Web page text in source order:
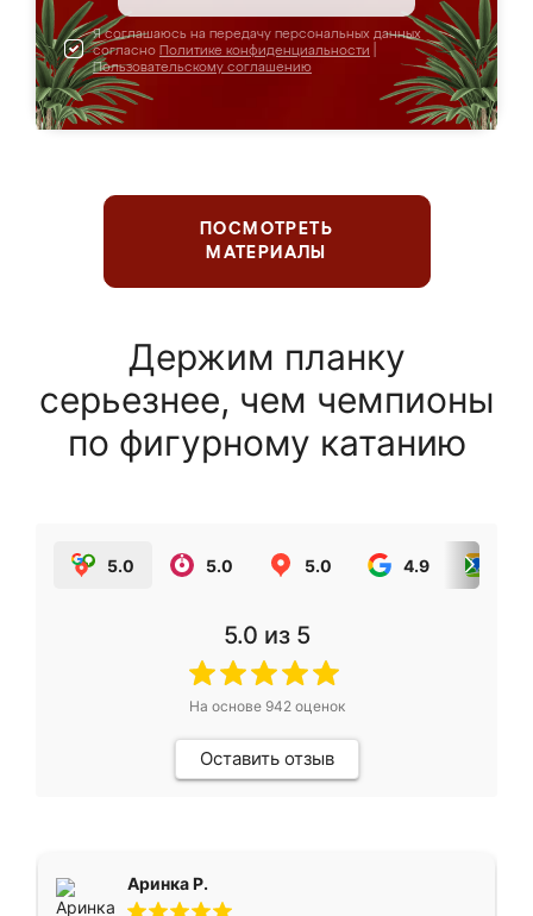
Я соглашаюсь на передачу персональных данных
согласно Политике конфиденциальности
Пользовательскому соглашению
ПОСМОТРЕТЬ
МАТЕРИАЛЫ
Держим планку
серьезнее, чем чемпионы
по фигурному катанию
5.0 5.0 5.0 4.9
5.0 из 5
На основе 942оценок
Оставить отзыв
Аринка Р.